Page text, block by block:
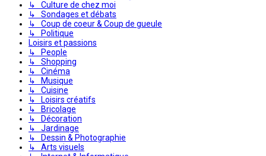
↳ Culture de chez moi
↳ Sondages et débats
↳ Coup de coeur & Coup de gueule
↳ Politique
Loisirs et passions
↳ People
↳ Shopping
↳ Cinéma
↳ Musique
↳ Cuisine
↳ Loisirs créatifs
↳ Bricolage
↳ Décoration
↳ Jardinage
↳ Dessin & Photographie
↳ Arts visuels